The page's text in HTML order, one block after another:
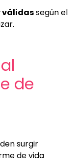
válidassegún el
de
surgir
de vida